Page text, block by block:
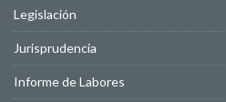
Legislación
Jurisprudencia
Informe de Labores